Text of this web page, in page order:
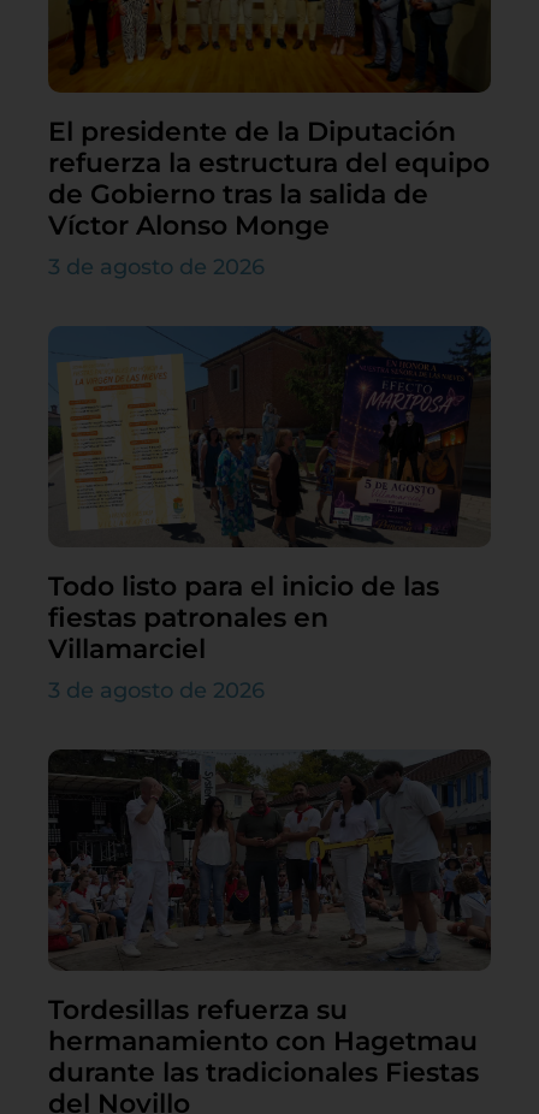
El presidente de la Diputación
refuerza la estructura del equipo
de Gobierno tras la salida de
Víctor Alonso Monge
3 de agosto de 2026
Todo listo para el inicio de las
fiestas patronales en
Villamarciel
3 de agosto de 2026
Tordesillas refuerza su
hermanamiento con Hagetmau
durante las tradicionales Fiestas
del Novillo